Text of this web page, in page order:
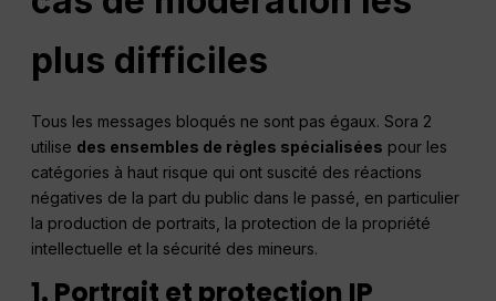
plus difficiles
Tous les messages bloqués ne sont pas égaux. Sora 2
utilise des ensembles de règles spécialisées pour les
catégories à haut risque qui ont suscité des réactions
négatives de la part du public dans le passé, en particulier
la production de portraits, la protection de la propriété
intellectuelle et la sécurité des mineurs.
1. Portrait et protection IP